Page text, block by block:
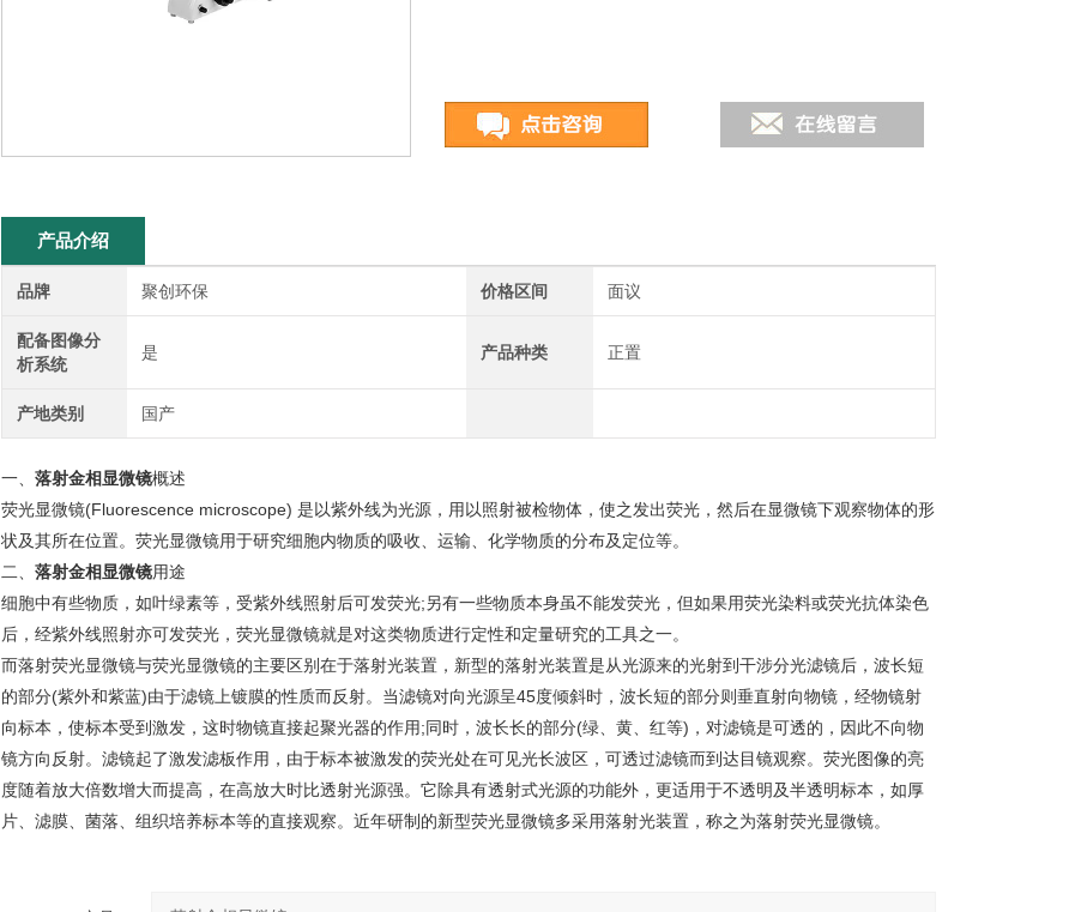
产品介绍
品牌 聚创环保 价格区间 面议
配备图像分
析系统
是 产品种类 正置
产地类别 国产
一、 落射金相显微镜概述
荧光显微镜(Fluorescence microscope) 是以紫外线为光源，用以照射被检物体，使之发出荧光，然后在显微镜下观察物体的形
状及其所在位置。荧光显微镜用于研究细胞内物质的吸收、运输、化学物质的分布及定位等。
二、 落射金相显微镜用途
细胞中有些物质，如叶绿素等，受紫外线照射后可发荧光;另有一些物质本身虽不能发荧光，但如果用荧光染料或荧光抗体染色
后，经紫外线照射亦可发荧光，荧光显微镜就是对这类物质进行定性和定量研究的工具之一。
而落射荧光显微镜与荧光显微镜的主要区别在于落射光装置，新型的落射光装置是从光源来的光射到干涉分光滤镜后，波长短
的部分(紫外和紫蓝)由于滤镜上镀膜的性质而反射。当滤镜对向光源呈45度倾斜时，波长短的部分则垂直射向物镜，经物镜射
向标本，使标本受到激发，这时物镜直接起聚光器的作用;同时，波长长的部分(绿、黄、红等)，对滤镜是可透的，因此不向物
镜方向反射。滤镜起了激发滤板作用，由于标本被激发的荧光处在可见光长波区，可透过滤镜而到达目镜观察。荧光图像的亮
度随着放大倍数增大而提高，在高放大时比透射光源强。它除具有透射式光源的功能外，更适用于不透明及半透明标本，如厚
片、滤膜、菌落、组织培养标本等的直接观察。近年研制的新型荧光显微镜多采用落射光装置，称之为落射荧光显微镜。